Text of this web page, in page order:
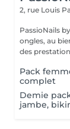
2, rue Louis
PassioNails
ongles, au
des
Pack
complet
Demie
jambe,